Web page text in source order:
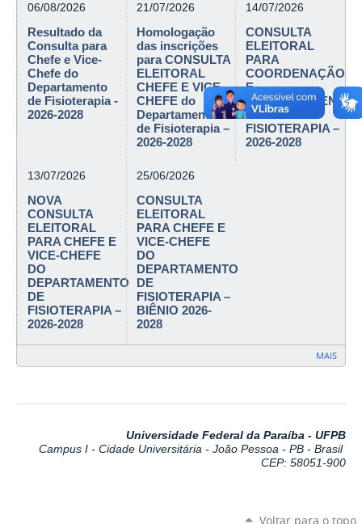
06/08/2026
Resultado da
Consulta para
Chefe e Vice-
Chefe do
Departamento
de Fisioterapia -
2026-2028
21/07/2026
Homologação
das inscrições
para CONSULTA
ELEITORAL
CHEFE E VICE-
CHEFE do
Departamento
de Fisioterapia –
2026-2028
14/07/2026
CONSULTA
ELEITORAL
PARA
COORDENAÇÃO
E
DE
FISIOTERAPIA –
2026-2028
13/07/2026
NOVA
CONSULTA
ELEITORAL
PARA CHEFE E
VICE-CHEFE
DO
DEPARTAMENTO
DE
FISIOTERAPIA –
2026-2028
25/06/2026
CONSULTA
ELEITORAL
PARA CHEFE E
VICE-CHEFE
DO
DEPARTAMENTO
DE
FISIOTERAPIA –
BIÊNIO 2026-
2028
MAIS
Universidade Federal da Paraíba - UFPB
Campus I - Cidade Universitária - João Pessoa - PB - Brasil
CEP: 58051-900
Voltar para o topo